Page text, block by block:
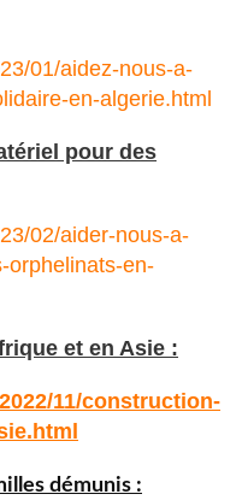
01/aidez-nous-a-
en-algerie.html
pour des
02/aider-nous-a-
orphelinats-en-
et en Asie :
2022/11/construction-
démunis :